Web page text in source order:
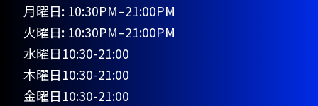
月曜日: 10:30PM–21:00PM
火曜日: 10:30PM–21:00PM
水曜日10:30-21:00
木曜日10:30-21:00
金曜日10:30-21:00